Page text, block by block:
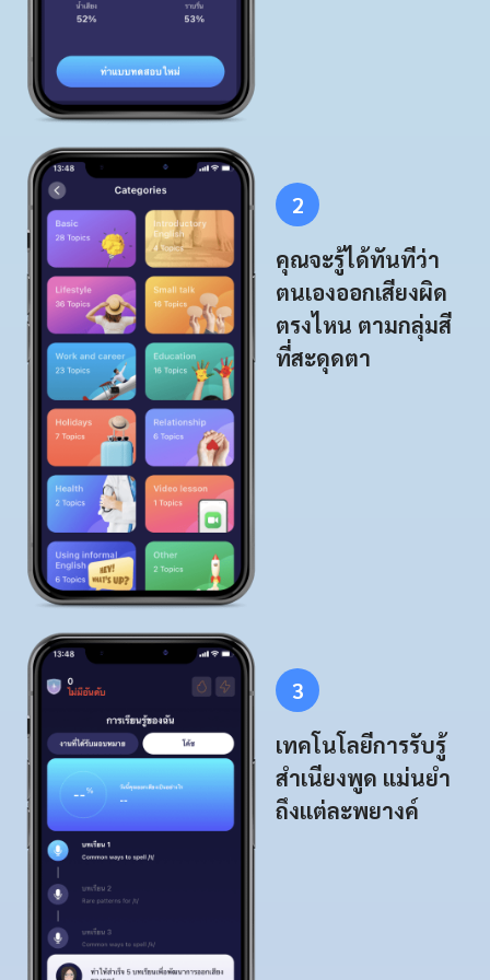
2
คุณจะรู้ได้ทันทีว่า
ตนเองออกเสียงผิด
ตรงไหน ตามกลุ่มสี
ที่สะดุดตา
3
เทคโนโลยีการรับรู้
สำเนียงพูด แม่นยำ
ถึงแต่ละพยางค์